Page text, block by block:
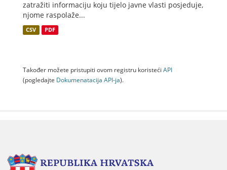
zatražiti informaciju koju tijelo javne vlasti posjeduje,
njome raspolaže...
CSV PDF
Također možete pristupiti ovom registru koristeći API
(pogledajte Dokumenаtаcijа API-jа).